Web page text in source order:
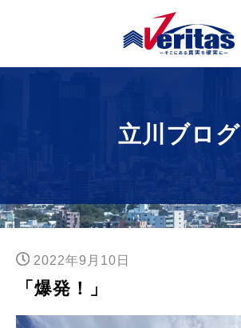
立川ブログ
2022年9月10日
「爆発！」